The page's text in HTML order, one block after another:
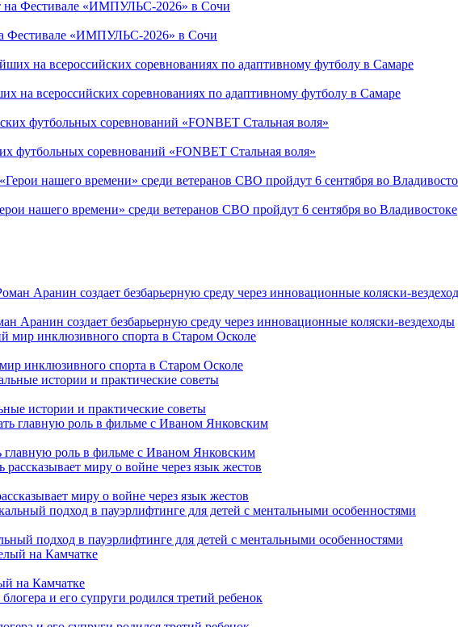
Фестивале «ИМПУЛЬС-2026» в Сочи
на всероссийских соревнованиях по адаптивному футболу в Самаре
футбольных соревнований «FONBET Стальная воля»
нашего времени» среди ветеранов СВО пройдут 6 сентября во Владивостоке
Аранин создает безбарьерную среду через инновационные коляски-вездеходы
инклюзивного спорта в Старом Осколе
истории и практические советы
роль в фильме с Иваном Янковским
миру о войне через язык жестов
подход в пауэрлифтинге для детей с ментальными особенностями
на Камчатке